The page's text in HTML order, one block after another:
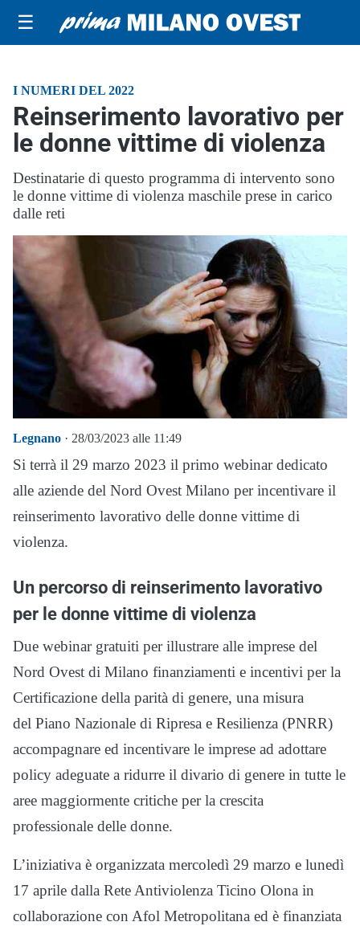
☰
I NUMERI DEL 2022
Reinserimento lavorativo per
le donne vittime di violenza
Destinatarie di questo programma di intervento sono
le donne vittime di violenza maschile prese in carico
dalle reti
Legnano · 28/03/2023 alle 11:49
Si terrà il 29 marzo 2023 il primo webinar dedicato
alle aziende del Nord Ovest Milano per incentivare il
reinserimento lavorativo delle donne vittime di
violenza.
Un percorso di reinserimento lavorativo
per le donne vittime di violenza
Due webinar gratuiti per illustrare alle imprese del
Nord Ovest di Milano finanziamenti e incentivi per la
Certificazione della parità di genere, una misura
del Piano Nazionale di Ripresa e Resilienza (PNRR)
accompagnare ed incentivare le imprese ad adottare
policy adeguate a ridurre il divario di genere in tutte le
aree maggiormente critiche per la crescita
professionale delle donne.
L’iniziativa è organizzata mercoledì 29 marzo e lunedì
17 aprile dalla Rete Antiviolenza Ticino Olona in
collaborazione con Afol Metropolitana ed è finanziata